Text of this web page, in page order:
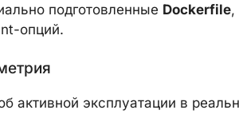
подготовленные Dockerfile,
опций.
активной эксплуатации в